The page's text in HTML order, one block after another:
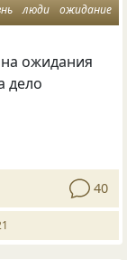
люди ожидание
ожидания
дело
40